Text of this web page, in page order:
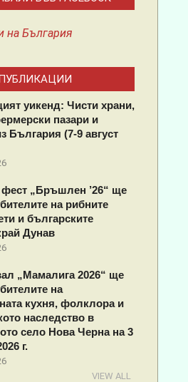
на България
уикенд: Чисти храни,
пазари и
България (7-9 август
фест „Бръшлен ’26“ ще
на рибните
и българските
Дунав
„Мамалига 2026“ ще
на
кухня, фолклора и
наследство в
село Нова Черна на 3
г.
VIEW ALL